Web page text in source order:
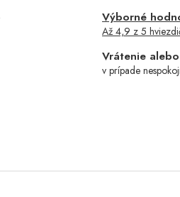
Výborné
Až 4,9 z 5
Vrátenie
v prípade